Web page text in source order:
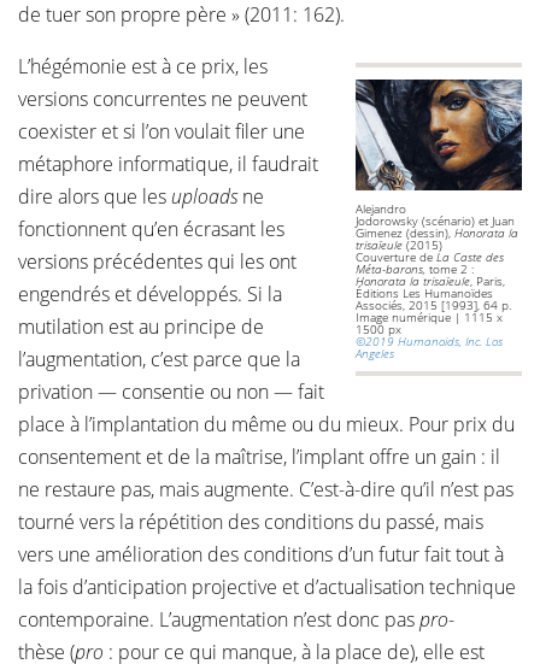
de tuer son propre père » (2011: 162).
Alejandro
Jodorowsky (scénario) et Juan
Gimenez (dessin),Honorata la
trisaïeule (2015)
Couverture deLa Caste des
Méta-barons, tome 2 :
Honorata la trisaïeule, Paris,
Éditions Les Humanoïdes
Associés, 2015 [1993], 64 p.
Image numérique | 1115 x
1500 px
©2019 Humanoids, Inc. Los
Angeles
L’hégémonie est à ce prix, les
versions concurrentes ne peuvent
coexister et si l’on voulait filer une
métaphore informatique, il faudrait
dire alors que les uploadsne
fonctionnent qu’en écrasant les
versions précédentes qui les ont
engendrés et développés. Si la
mutilation est au principe de
l’augmentation, c’est parce que la
privation — consentie ou non — fait
place à l’implantation du même ou du mieux. Pour prix du
consentement et de la maîtrise, l’implant offre un gain : il
ne restaure pas, mais augmente. C’est-à-dire qu’il n’est pas
tourné vers la répétition des conditions du passé, mais
vers une amélioration des conditions d’un futur fait tout à
la fois d’anticipation projective et d’actualisation technique
contemporaine. L’augmentation n’est donc paspro-
thèse (pro : pour ce qui manque, à la place de), elle est